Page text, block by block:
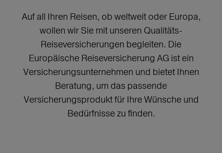
Auf all Ihren Reisen, ob weltweit oder Europa,
wollen wir Sie mit unseren Qualitäts-
Reiseversicherungen begleiten. Die
Europäische Reiseversicherung AG ist ein
Versicherungsunternehmen und bietet Ihnen
Beratung, um das passende
Versicherungsprodukt für Ihre Wünsche und
Bedürfnisse zu finden.